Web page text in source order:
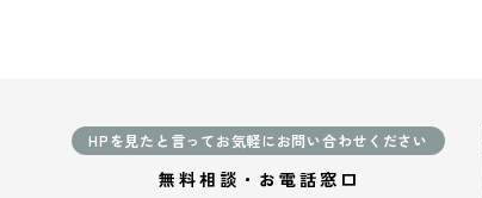
HPを見たと言ってお気軽にお問い合わせください
無料相談・お電話窓口